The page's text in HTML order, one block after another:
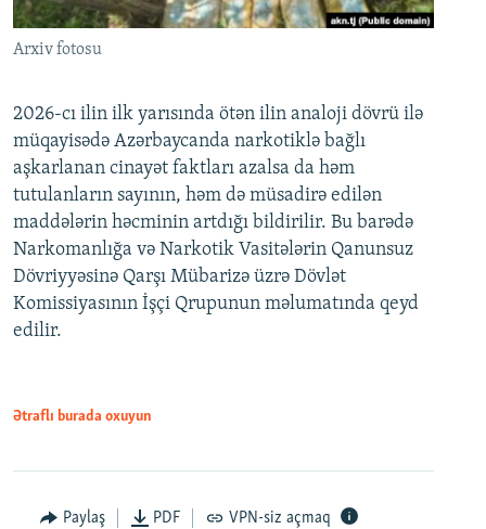
Arxiv fotosu
2026-cı ilin ilk yarısında ötən ilin analoji dövrü ilə
müqayisədə Azərbaycanda narkotiklə bağlı
aşkarlanan cinayət faktları azalsa da həm
tutulanların sayının, həm də müsadirə edilən
maddələrin həcminin artdığı bildirilir. Bu barədə
Narkomanlığa və Narkotik Vasitələrin Qanunsuz
Dövriyyəsinə Qarşı Mübarizə üzrə Dövlət
Komissiyasının İşçi Qrupunun məlumatında qeyd
edilir.
Ətraflı burada oxuyun
Paylaş PDF VPN-siz açmaq